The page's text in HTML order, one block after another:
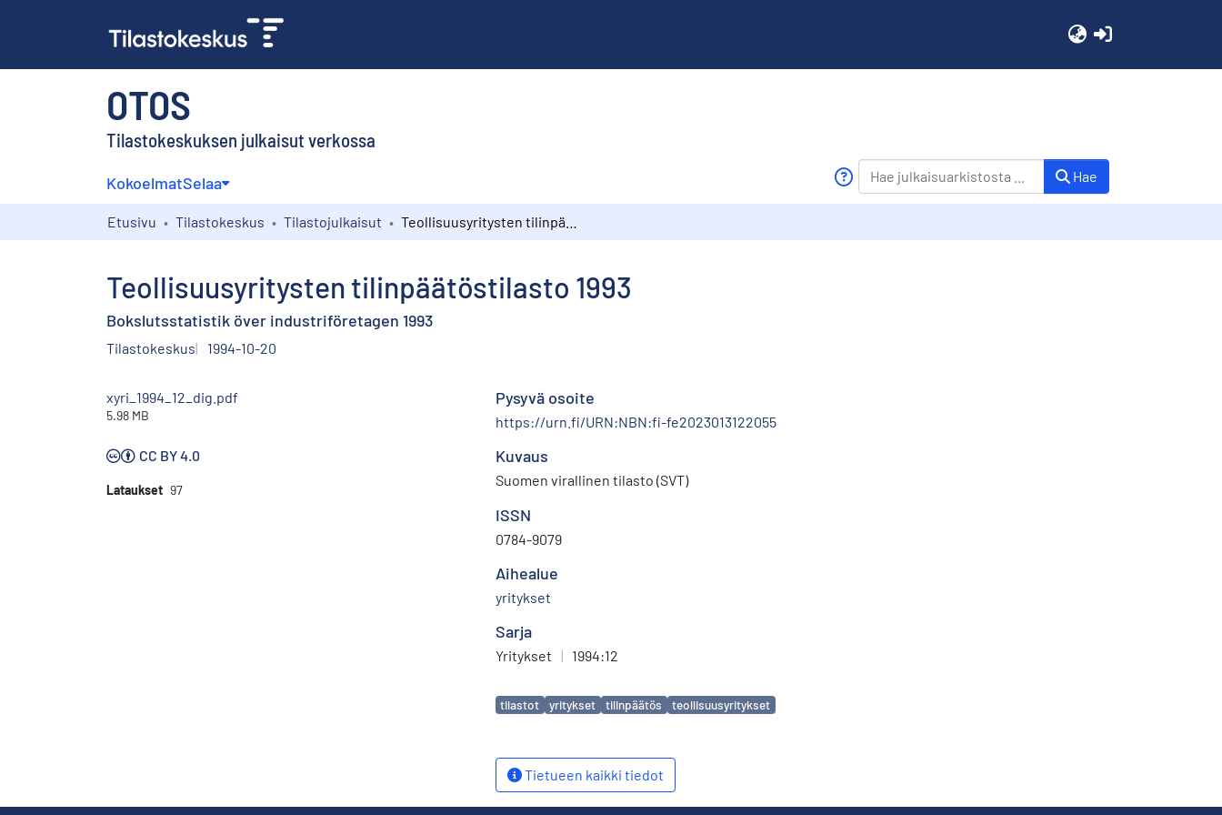
OTOS
Tilastokeskuksen julkaisut verkossa
KokoelmatSelaa Hae
Etusivu Tilastokeskus Tilastojulkaisut
Teollisuusyritysten tilinpäätöstilasto 1993
Bokslutsstatistik över industriföretagen 1993
Tilastokeskus 1994-10-20
xyri_1994_12_dig.pdf
5.98 MB
CC BY 4.0
Lataukset 97
Pysyvä osoite
https://urn.fi/URN:NBN:fi-fe2023013122055
Kuvaus
Suomen virallinen tilasto (SVT)
ISSN
0784-9079
Aihealue
yritykset
Sarja
Yritykset | 1994:12
Avainsanat
tilastot yritykset tilinpäätös teollisuusyritykset
Tietueen kaikki tiedot